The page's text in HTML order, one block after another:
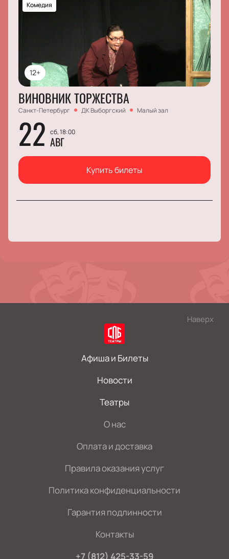
12+
Комедия
ВИНОВНИК ТОРЖЕСТВА
Санкт-Петербург ДК Выборгский Малый зал
22 сб, 18:00
АВГ
Купить билеты
Наверх
Афиша и Билеты
Новости
Театры
О нас
Оплата и доставка
Правила оказания услуг
Политика конфиденциальности
Гарантия подлинности
Контакты
+7 (812) 425-33-59